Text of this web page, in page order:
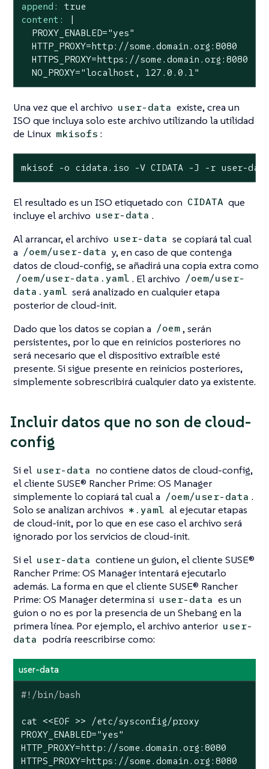
append:
true
content:
  PROXY_ENABLED="yes"
  HTTP_PROXY=http://some.domain.org:8080
  HTTPS_PROXY=https://some.domain.org:8080
  NO_PROXY="localhost, 127.0.0.1"
Una vez que el archivo user-data existe, crea un
ISO que incluya solo este archivo utilizando la utilidad
de Linux mkisofs :
mkisof -o cidata.iso -V CIDATA -J -r user-data
El resultado es un ISO etiquetado con CIDATA que
incluye el archivo user-data .
Al arrancar, el archivo user-data se copiará tal cual
a /oem/user-data y, en caso de que contenga
datos de cloud-config, se añadirá una copia extra como
/oem/user-data.yaml . El archivo /oem/user-
data.yaml será analizado en cualquier etapa
posterior de cloud-init.
Dado que los datos se copian a /oem, serán
persistentes, por lo que en reinicios posteriores no
será necesario que el dispositivo extraíble esté
presente. Si sigue presente en reinicios posteriores,
simplemente sobrescribirá cualquier dato ya existente.
Incluir datos que no son de cloud-
config
Si el user-data no contiene datos de cloud-config,
el cliente SUSE® Rancher Prime: OS Manager
simplemente lo copiará tal cual a /oem/user-data .
Solo se analizan archivos *.yaml al ejecutar etapas
de cloud-init, por lo que en ese caso el archivo será
ignorado por los servicios de cloud-init.
Si el user-data contiene un guion, el cliente SUSE®
Rancher Prime: OS Manager intentará ejecutarlo
además. La forma en que el cliente SUSE® Rancher
Prime: OS Manager determina si user-data es un
guion o no es por la presencia de un Shebang en la
primera línea. Por ejemplo, el archivo anterior user-
data podría reescribirse como:
user-data
cat <<EOF >> /etc/sysconfig/proxy
PROXY_ENABLED="yes"
HTTP_PROXY=http://some.domain.org:8080
HTTPS_PROXY=https://some.domain.org:8080